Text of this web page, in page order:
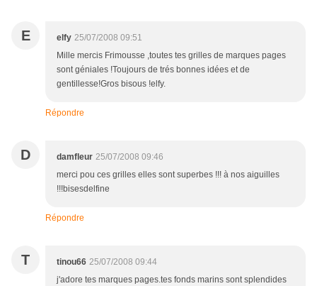
E elfy 25/07/2008 09:51
Mille mercis Frimousse ,toutes tes grilles de marques pages
sont géniales !Toujours de trés bonnes idées et de
gentillesse!Gros bisous !elfy.
Répondre
D damfleur 25/07/2008 09:46
merci pou ces grilles elles sont superbes !!! à nos aiguilles
!!!bisesdelfine
Répondre
T tinou66 25/07/2008 09:44
j'adore tes marques pages.tes fonds marins sont splendides